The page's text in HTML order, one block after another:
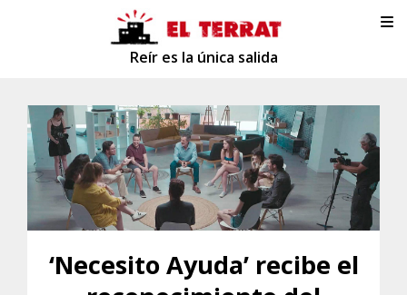
Reír es la única salida
‘Necesito Ayuda’ recibe el